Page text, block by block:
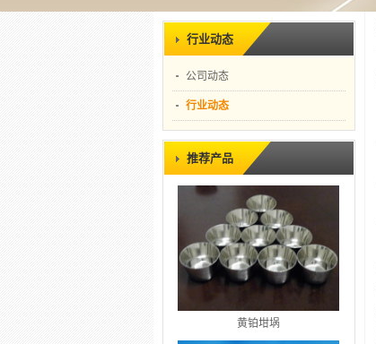
行业动态
公司动态
行业动态
推荐产品
黄铂坩埚